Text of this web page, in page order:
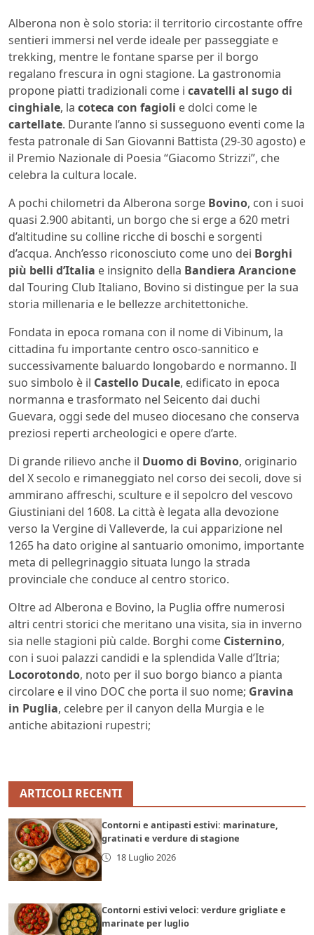
Alberona non è solo storia: il territorio circostante offre
sentieri immersi nel verde ideale per passeggiate e
trekking, mentre le fontane sparse per il borgo
regalano frescura in ogni stagione. La gastronomia
propone piatti tradizionali come i cavatelli al sugo di
cinghiale, la coteca con fagioli e dolci come le
cartellate. Durante l’anno si susseguono eventi come la
festa patronale di San Giovanni Battista (29-30 agosto) e
il Premio Nazionale di Poesia “Giacomo Strizzi”, che
celebra la cultura locale.
A pochi chilometri da Alberona sorge Bovino, con i suoi
quasi 2.900 abitanti, un borgo che si erge a 620 metri
d’altitudine su colline ricche di boschi e sorgenti
d’acqua. Anch’esso riconosciuto come uno dei Borghi
più belli d’Italia e insignito della Bandiera Arancione
dal Touring Club Italiano, Bovino si distingue per la sua
storia millenaria e le bellezze architettoniche.
Fondata in epoca romana con il nome di Vibinum, la
cittadina fu importante centro osco-sannitico e
successivamente baluardo longobardo e normanno. Il
suo simbolo è il Castello Ducale, edificato in epoca
normanna e trasformato nel Seicento dai duchi
Guevara, oggi sede del museo diocesano che conserva
preziosi reperti archeologici e opere d’arte.
Di grande rilievo anche il Duomo di Bovino, originario
del X secolo e rimaneggiato nel corso dei secoli, dove si
ammirano affreschi, sculture e il sepolcro del vescovo
Giustiniani del 1608. La città è legata alla devozione
verso la Vergine di Valleverde, la cui apparizione nel
1265 ha dato origine al santuario omonimo, importante
meta di pellegrinaggio situata lungo la strada
provinciale che conduce al centro storico.
Oltre ad Alberona e Bovino, la Puglia offre numerosi
altri centri storici che meritano una visita, sia in inverno
sia nelle stagioni più calde. Borghi come Cisternino,
con i suoi palazzi candidi e la splendida Valle d’Itria;
Locorotondo, noto per il suo borgo bianco a pianta
circolare e il vino DOC che porta il suo nome; Gravina
in Puglia, celebre per il canyon della Murgia e le
antiche abitazioni rupestri;
ARTICOLI RECENTI
Contorni e antipasti estivi: marinature,
gratinati e verdure di stagione
18 Luglio 2026
Contorni estivi veloci: verdure grigliate e
marinate per luglio